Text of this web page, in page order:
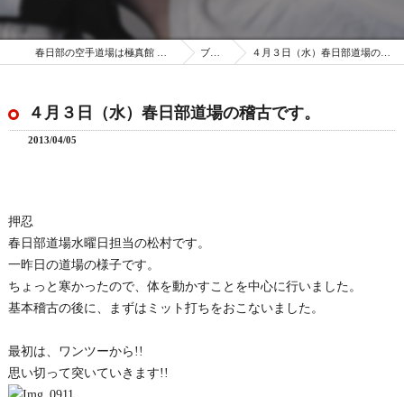
ブログ ４月３日（水）春日部道場の稽古です。
４月３日（水）春日部道場の稽古です。
2013/04/05
押忍
春日部道場水曜日担当の松村です。
一昨日の道場の様子です。
ちょっと寒かったので、体を動かすことを中心に行いました。
基本稽古の後に、まずはミット打ちをおこないました。
最初は、ワンツーから!!
思い切って突いていきます!!